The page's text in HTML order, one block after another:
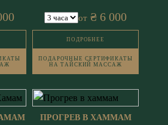
от ₴ 6 000
ПОДРОБНЕЕ
ПОДАРОЧНЫЕ СЕРТИФИКАТЫ
НА ТАЙСКИЙ МАССАЖ
ПРОГРЕВ В ХАММАМ